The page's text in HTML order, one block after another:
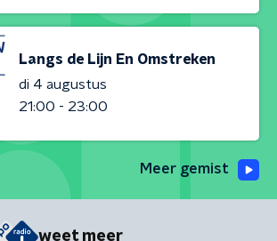
Langs de Lijn En Omstreken
di 4 augustus
21:00 - 23:00
Meer gemist
weet meer